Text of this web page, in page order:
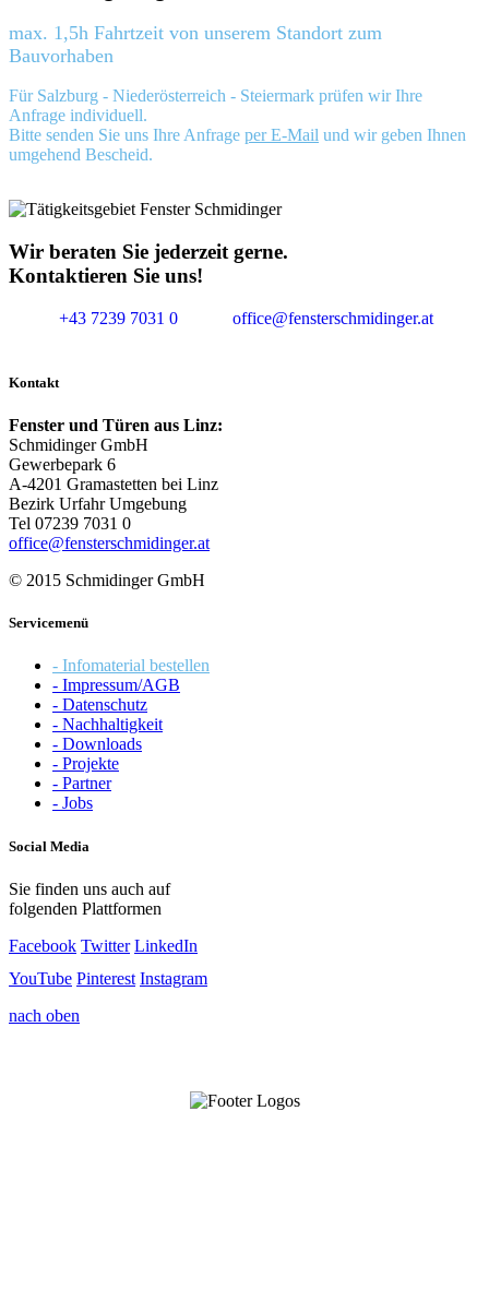
max. 1,5h Fahrtzeit von unserem Standort zum
Bauvorhaben
Für Salzburg - Niederösterreich - Steiermark prüfen wir Ihre
Anfrage individuell.
Bitte senden Sie uns Ihre Anfrage per E-Mail und wir geben Ihnen
umgehend Bescheid.
Wir beraten Sie jederzeit gerne.
Kontaktieren Sie uns!
+43 7239 7031 0 office@fensterschmidinger.at
Kontakt
Fenster und Türen aus Linz:
Schmidinger GmbH
Gewerbepark 6
A-4201 Gramastetten bei Linz
Bezirk Urfahr Umgebung
Tel 07239 7031 0
office@fensterschmidinger.at
© 2015 Schmidinger GmbH
Servicemenü
- Infomaterial bestellen
- Impressum/AGB
- Datenschutz
- Nachhaltigkeit
- Downloads
- Projekte
- Partner
- Jobs
Social Media
Sie finden uns auch auf
folgenden Plattformen
Facebook Twitter LinkedIn
YouTube Pinterest Instagram
nach oben